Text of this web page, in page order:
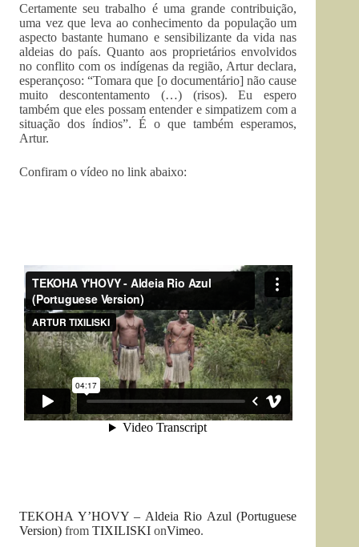
Certamente seu trabalho é uma grande contribuição,
uma vez que leva ao conhecimento da população um
aspecto bastante humano e sensibilizante da vida nas
aldeias do país. Quanto aos proprietários envolvidos
no conflito com os indígenas da região, Artur declara,
esperançoso: “Tomara que [o documentário] não cause
muito descontentamento (…) (risos). Eu espero
também que eles possam entender e simpatizem com a
situação dos índios”. É o que também esperamos,
Artur.
Confiram o vídeo no link abaixo:
TEKOHA Y’HOVY – Aldeia Rio Azul (Portuguese
Version) from TIXILISKI onVimeo.